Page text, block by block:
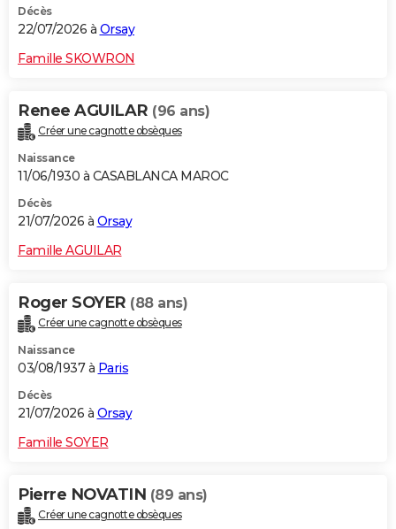
Décès
22/07/2026 à Orsay
Famille SKOWRON
Renee AGUILAR (96 ans)
Créer une cagnotte obsèques
Naissance
11/06/1930 à CASABLANCA MAROC
Décès
21/07/2026 à Orsay
Famille AGUILAR
Roger SOYER (88 ans)
Créer une cagnotte obsèques
Naissance
03/08/1937 à Paris
Décès
21/07/2026 à Orsay
Famille SOYER
Pierre NOVATIN (89 ans)
Créer une cagnotte obsèques